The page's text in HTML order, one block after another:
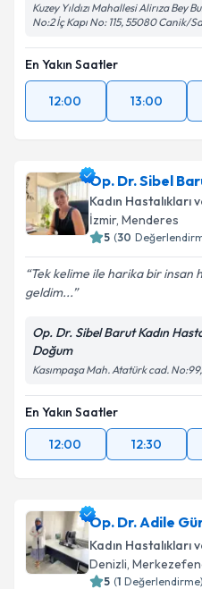
Kuzey Yıldızı Mahallesi Alirıza Bey
No:2 İç Kapı No: 115, 55080 Canik/
En Yakın Saatler
12:00 13:00
Op. Dr. Sibel
Kadın Hastalıkları
İzmir, Menderes
5 (30
Tek kelime ile harika bir insan
geldim...
Op. Dr. Sibel Barut Kadın
Doğum
Kasımpaşa Mah. Atatürk cad.
En Yakın Saatler
12:00
12:30
Op. Dr. Adile
Kadın Hastalıkları
Denizli,
5 (1 Değerlendirme)